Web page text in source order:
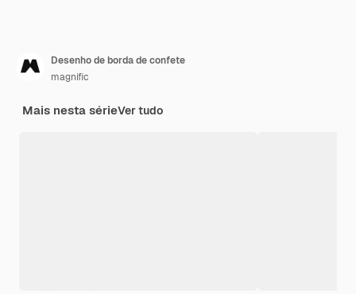
Desenho de borda de confete
magnific
Mais nesta sérieVer tudo